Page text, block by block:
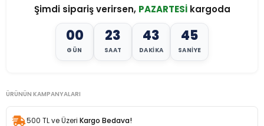
Şimdi sipariş verirsen, PAZARTESİkargoda
00
GÜN
23
SAAT
43
DAKIKA
43
SANIYE
ÜRÜNÜN KAMPANYALARI
500 TL ve Üzeri Kargo Bedava!